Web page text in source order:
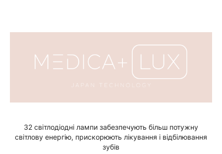
32 світлодіодні лампи забезпечують більш потужну
світлову енергію, прискорюють лікування і відбілювання
зубів